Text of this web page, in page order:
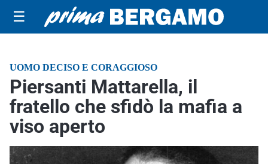
☰
UOMO DECISO E CORAGGIOSO
Piersanti Mattarella, il
fratello che sfidò la mafia a
viso aperto